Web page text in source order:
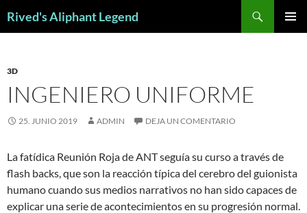
Rived's Aliphant Legend
3D
INGENIERO UNIFORME
25. JUNIO 2019 ADMIN DEJA UN COMENTARIO
La fatídica Reunión Roja de ANT seguía su curso a través de
flash backs, que son la reacción típica del cerebro del guionista
humano cuando sus medios narrativos no han sido capaces de
explicar una serie de acontecimientos en su progresión normal.